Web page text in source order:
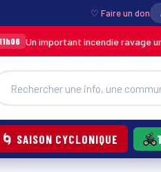
♡ Faire un don
incendie ravage un entrepôt de
🌀 SAISON CYCLONIQUE